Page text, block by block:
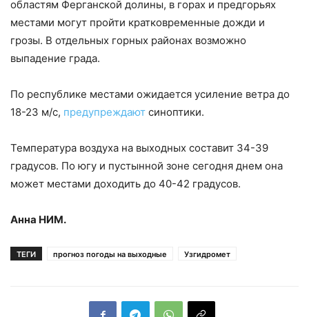
областям Ферганской долины, в горах и предгорьях
местами могут пройти кратковременные дожди и
грозы. В отдельных горных районах возможно
выпадение града.
По республике местами ожидается усиление ветра до
18-23 м/с, предупреждают синоптики.
Температура воздуха на выходных составит 34-39
градусов. По югу и пустынной зоне сегодня днем она
может местами доходить до 40-42 градусов.
Анна НИМ.
ТЕГИ прогноз погоды на выходные Узгидромет